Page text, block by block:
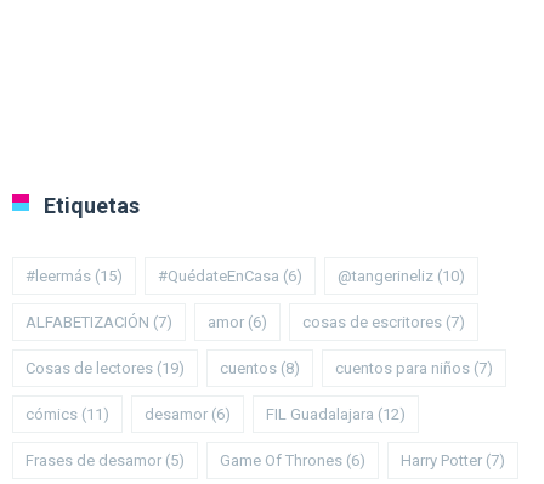
Etiquetas
#leermás (15) #QuédateEnCasa (6) @tangerineliz (10)
ALFABETIZACIÓN (7) amor (6) cosas de escritores (7)
Cosas de lectores (19) cuentos (8) cuentos para niños (7)
cómics (11) desamor (6) FIL Guadalajara (12)
Frases de desamor (5) Game Of Thrones (6) Harry Potter (7)